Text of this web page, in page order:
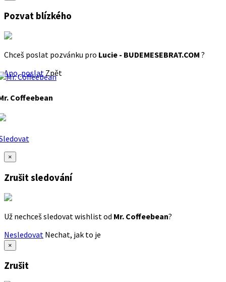
Pozvat blízkého
Chceš poslat pozvánku pro Lucie - BUDEMESEBRAT.COM ?
Ano, poslat Zpět
Coffeebean
×
Zrušit sledování
Už nechceš sledovat wishlist od Mr. Coffeebean?
Nesledovat Nechat, jak to je
×
Zrušit